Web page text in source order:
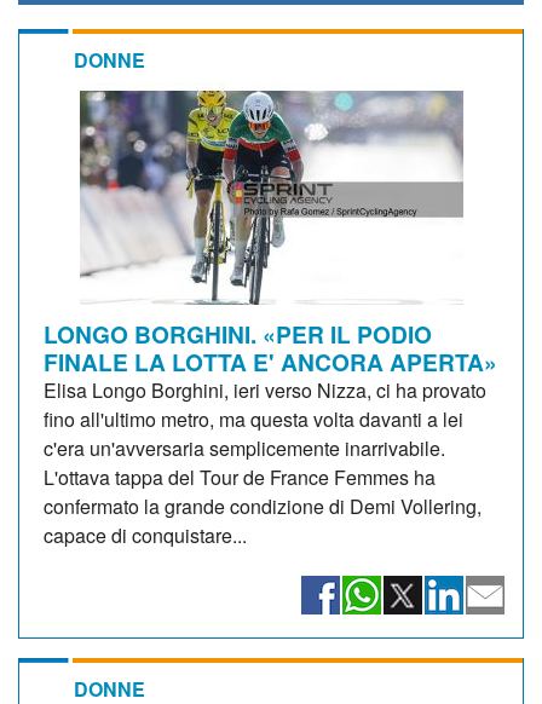
DONNE
LONGO BORGHINI. «PER IL PODIO
FINALE LA LOTTA E' ANCORA APERTA»
Elisa Longo Borghini, ieri verso Nizza, ci ha provato
fino all'ultimo metro, ma questa volta davanti a lei
c'era un'avversaria semplicemente inarrivabile.
L'ottava tappa del Tour de France Femmes ha
confermato la grande condizione di Demi Vollering,
capace di conquistare...
DONNE